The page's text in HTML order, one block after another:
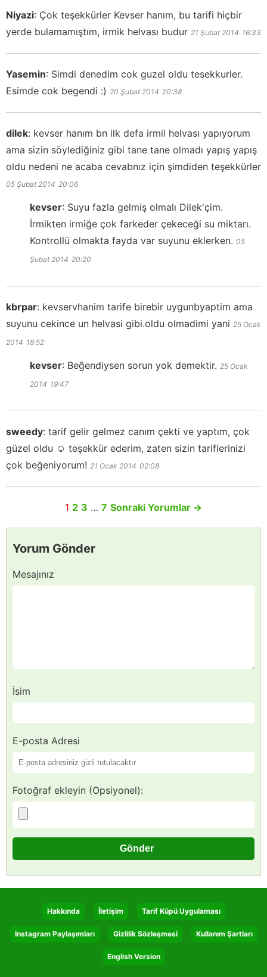
Niyazi: Çok teşekkürler Kevser hanım, bu tarifi hiçbir
yerde bulamamıştım, irmik helvası budur 21 Şubat 2014 16:33
Yasemin: Simdi denedim cok guzel oldu tesekkurler.
Esimde cok begendi :) 20 Şubat 2014 20:38
dilek: kevser hanım bn ilk defa irmil helvası yapıyorum
ama sizin söylediğiniz gibi tane tane olmadı yapış yapış
oldu nedeni ne acaba cevabnız için şimdiden teşekkürler
05 Şubat 2014 20:06
kevser: Suyu fazla gelmiş olmalı Dilek'çim.
İrmikten irmiğe çok farkeder çekeceği su miktarı.
Kontrollü olmakta fayda var suyunu eklerken. 05
Şubat 2014 20:20
kbrpar: kevservhanim tarife birebir uygunbyaptim ama
suyunu cekince un helvasi gibi.oldu olmadimi yani 25 Ocak
2014 18:52
kevser: Beğendiysen sorun yok demektir. 25 Ocak
2014 19:47
sweedy: tarif gelir gelmez canım çekti ve yaptım, çok
güzel oldu ☺️ teşekkür ederim, zaten sizin tariflerinizi
çok beğeniyorum! 21 Ocak 2014 02:08
1 2 3 … 7 Sonraki Yorumlar →
Yorum Gönder
Mesajınız
İsim
E-posta Adresi
Fotoğraf ekleyin (Opsiyonel):
Hakkında İletişim Tarif Küpü Uygulaması
Instagram Paylaşımları Gizlilik Sözleşmesi Kullanım Şartları
English Version